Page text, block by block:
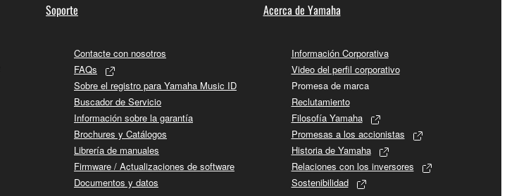
Soporte
Contacte con nosotros
FAQs
Sobre el registro para Yamaha Music ID
Buscador de Servicio
Información sobre la garantía
Brochures y Catálogos
Librería de manuales
Firmware / Actualizaciones de software
Documentos y datos
Acerca de Yamaha
Información Corporativa
Video del perfil corporativo
Promesa de marca
Reclutamiento
Filosofía Yamaha
Promesas a los accionistas
Historia de Yamaha
Relaciones con los inversores
Sostenibilidad